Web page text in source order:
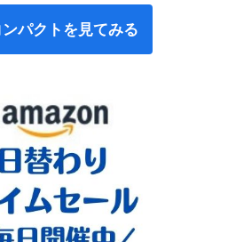
パクトを見てみる